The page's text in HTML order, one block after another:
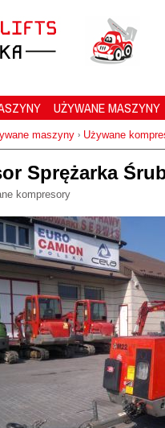
UŻYWANE MASZYNY
maszyny › Używane
Sprężarka
kompresory